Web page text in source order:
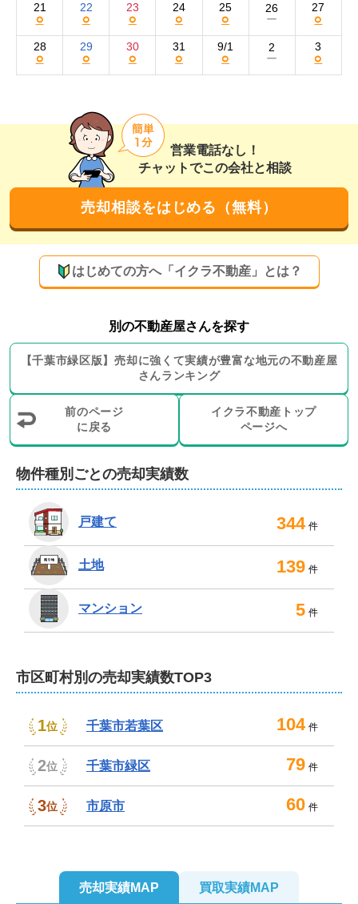
営業電話なし！
チャットでこの会社と相談
売却相談をはじめる（無料）
はじめての方へ「イクラ不動産」とは？
別の不動産屋さんを探す
【千葉市緑区版】売却に強くて実績が豊富な地元の不動産屋
さんランキング
前のページ
に戻る
イクラ不動産トップ
ページへ
21
○
22
○
23
○
24
○
25
○
26
ー
27
○
28
○
29
○
30
○
31
○
9/1
○
2
ー
3
○
弊社の集客方法は、インターネットがメインです。当社
サイトでの掲載を始め、SUUMOやat homeなど大手不動
産情報ポータルサイトにも物件情報を載せて買い手を集
そのほかにも、チラシのポスティングや新聞折込広告、
看板の設置も実施。オープンハウスでの内覧も行い、実
際の建物の様子をお客様に体験していただきます。
広告に掲載する情報はこまめに更新し、買い手により新
鮮な情報を提供することを心がけております。
また、過去にお取引きいただいた顧客から、新しいお客
様をご紹介いただく機会が多いことも、創業以来地域に
地元密着で買取も可能！地域に根差した対応に
自信があります
地域密着型の営業スタイルで、地元のお客様からのご信
頼をいただきながら事業を継続している点が弊社の強み
です。
不動産売却は不安な点が多いものですが、代表をはじめ
経験豊富なスタッフがお客様をしっかりサポートいたし
仲介だけでなく、買取も可能です。すぐに現金化された
い方やなかなか買い手がつかずに困っている方は、ぜひ
引越し業者や不用品処分サービス、賃貸物件のご紹介も
のご自宅の状況に合わせて適切なサービスをご提供しま
不動産売却は、株式会社パロマホームにお任せ
ください！
建築士など各種専門家とも連携しております。相続に伴
ご相談、査定はもちろん無料。秘密は厳守いたしますの
でご安心ください。店舗にはキッズスペースやプライバ
物件種別ごとの売却実績数
戸建て 344 件
土地 139 件
マンション 5 件
市区町村別の売却実績数TOP3
1位 千葉市若葉区 104 件
2位 千葉市緑区 79 件
3位 市原市 60 件
売却実績MAP 買取実績MAP
11
52